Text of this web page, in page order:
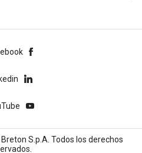
S.p.A. Todos los derechos